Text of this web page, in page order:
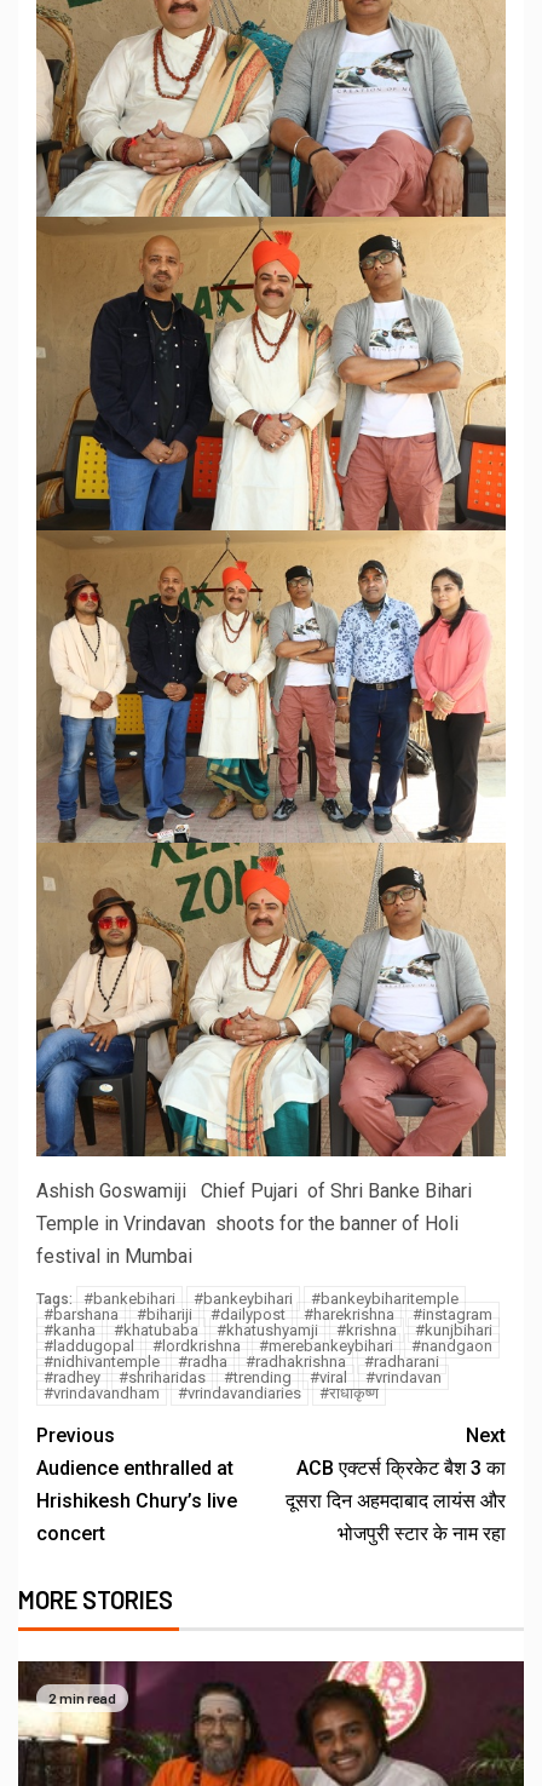
Ashish Goswamiji Chief Pujari of Shri Banke Bihari
Temple in Vrindavan shoots for the banner of Holi
festival in Mumbai
Tags: #bankebihari #bankeybihari
#bankeybiharitemple
#barshana
#bihariji #dailypost #harekrishna
#instagram
#kanha
#khatubaba #khatushyamji #krishna
#kunjbihari
#laddugopal
#lordkrishna #merebankeybihari
#nandgaon
#nidhivantemple
#radha #radhakrishna
#radharani
#radhey
#shriharidas #trending #viral
#vrindavan
#vrindavandham
#vrindavandiaries #राधाकृष्ण
Previous
Audience enthralled at
Hrishikesh Chury’s live
concert
Next
ACB एक्टर्स क्रिकेट बैश 3 का
दूसरा दिन अहमदाबाद लायंस और
भोजपुरी स्टार के नाम रहा
MORE STORIES
2 min read